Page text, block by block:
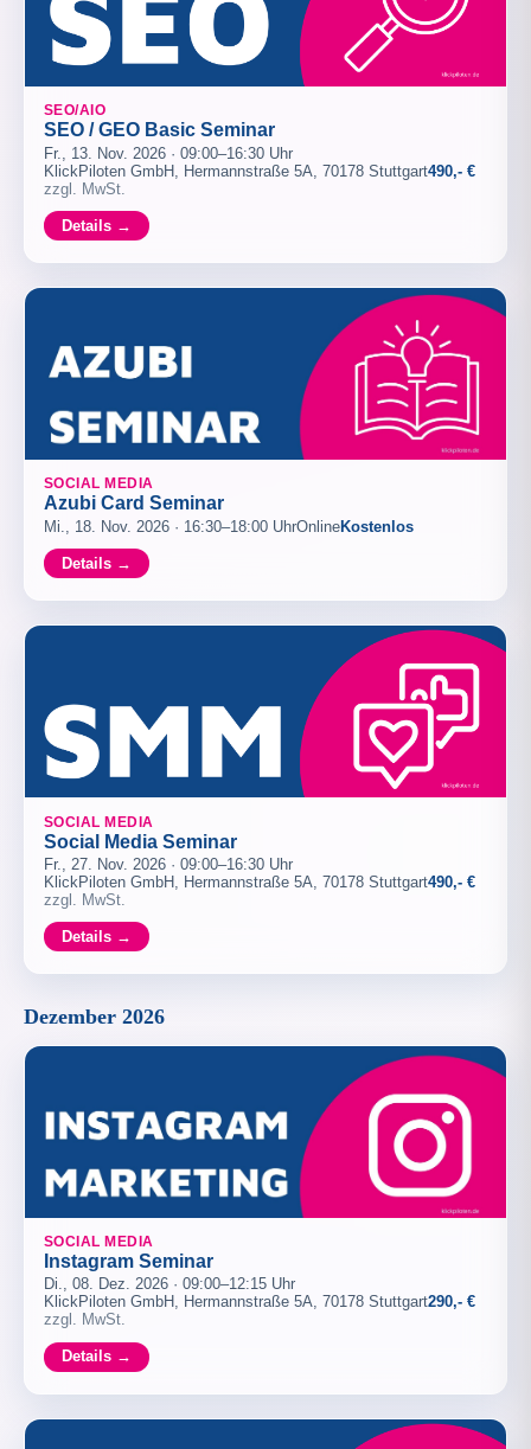
SEO/AIO
SEO / GEO Basic Seminar
Fr., 13. Nov. 2026 · 09:00–16:30 Uhr
KlickPiloten GmbH, Hermannstraße 5A, 70178 Stuttgart490,- €
zzgl. MwSt.
Details →
SOCIAL MEDIA
Azubi Card Seminar
Mi., 18. Nov. 2026 · 16:30–18:00 UhrOnlineKostenlos
Details →
SOCIAL MEDIA
Social Media Seminar
Fr., 27. Nov. 2026 · 09:00–16:30 Uhr
KlickPiloten GmbH, Hermannstraße 5A, 70178 Stuttgart490,- €
zzgl. MwSt.
Details →
Dezember 2026
SOCIAL MEDIA
Instagram Seminar
Di., 08. Dez. 2026 · 09:00–12:15 Uhr
KlickPiloten GmbH, Hermannstraße 5A, 70178 Stuttgart290,- €
zzgl. MwSt.
Details →